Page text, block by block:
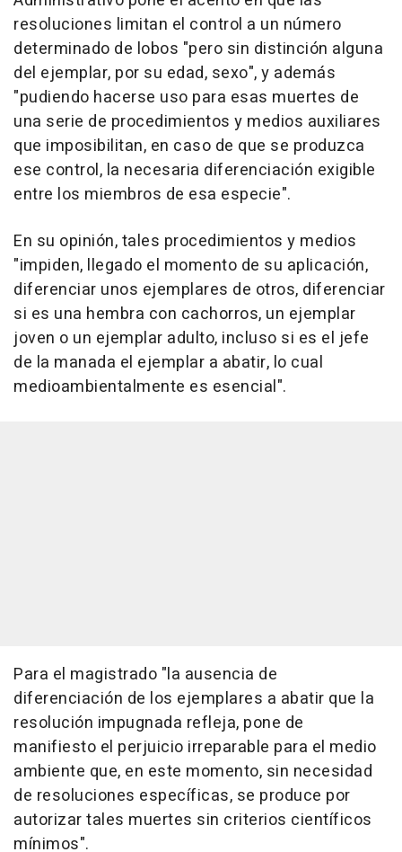
resoluciones limitan el control a un número
determinado de lobos "pero sin distinción alguna
del ejemplar, por su edad, sexo", y además
"pudiendo hacerse uso para esas muertes de
una serie de procedimientos y medios auxiliares
que imposibilitan, en caso de que se produzca
ese control, la necesaria diferenciación exigible
entre los miembros de esa especie".
En su opinión, tales procedimientos y medios
"impiden, llegado el momento de su aplicación,
diferenciar unos ejemplares de otros, diferenciar
si es una hembra con cachorros, un ejemplar
joven o un ejemplar adulto, incluso si es el jefe
de la manada el ejemplar a abatir, lo cual
medioambientalmente es esencial".
Para el magistrado "la ausencia de
diferenciación de los ejemplares a abatir que la
resolución impugnada refleja, pone de
manifiesto el perjuicio irreparable para el medio
ambiente que, en este momento, sin necesidad
de resoluciones específicas, se produce por
autorizar tales muertes sin criterios científicos
mínimos".